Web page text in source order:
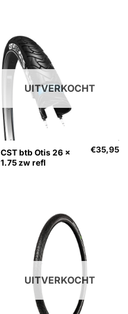
UITVERKOCHT
CST btb Otis 26 x
1.75 zw refl
€35,95
UITVERKOCHT